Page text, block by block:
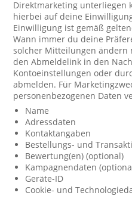
Direktmarketing unterliegen
hierbei auf deine
Einwilligung ist gemäß
Wann immer du deine
solcher Mitteilungen ändern
den Abmeldelink in den
Kontoeinstellungen oder
abmelden. Für
personenbezogenen Daten
Name
Adressdaten
Kontaktangaben
Bestellungs- und
Bewertung(en) (optional)
Kampagnendaten
Geräte-ID
Cookie- und